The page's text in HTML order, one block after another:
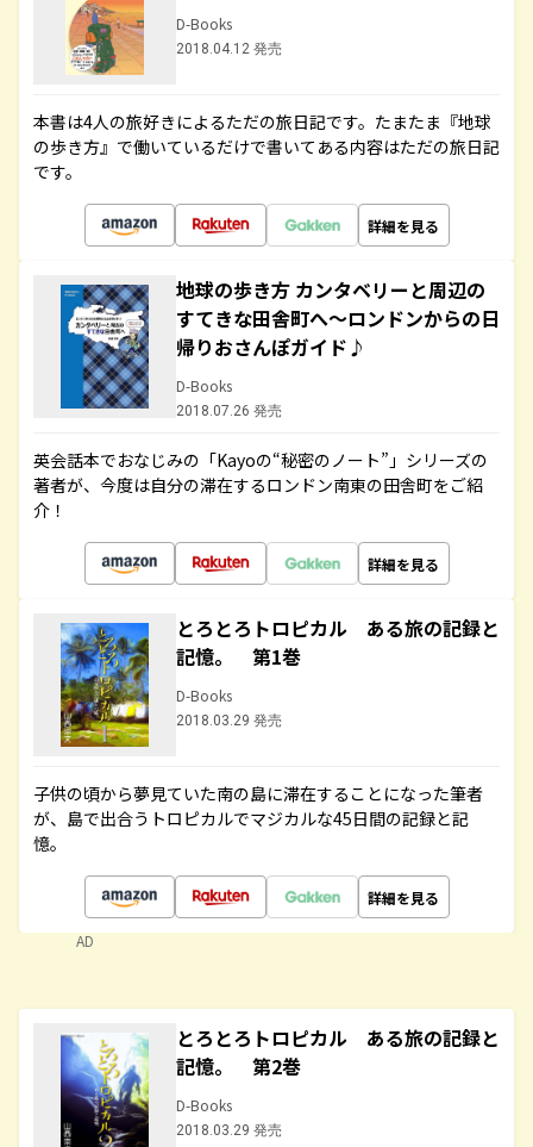
D-Books
2018.04.12 発売
本書は4人の旅好きによるただの旅日記です。たまたま『地球
の歩き方』で働いているだけで書いてある内容はただの旅日記
です。
詳細を見る
地球の歩き方 カンタベリーと周辺の
すてきな田舎町へ～ロンドンからの日
帰りおさんぽガイド♪
D-Books
2018.07.26 発売
英会話本でおなじみの「Kayoの“秘密のノート”」シリーズの
著者が、今度は自分の滞在するロンドン南東の田舎町をご紹
介！
詳細を見る
とろとろトロピカル ある旅の記録と
記憶。 第1巻
D-Books
2018.03.29 発売
子供の頃から夢見ていた南の島に滞在することになった筆者
が、島で出合うトロピカルでマジカルな45日間の記録と記
憶。
詳細を見る
AD
とろとろトロピカル ある旅の記録と
記憶。 第2巻
D-Books
2018.03.29 発売